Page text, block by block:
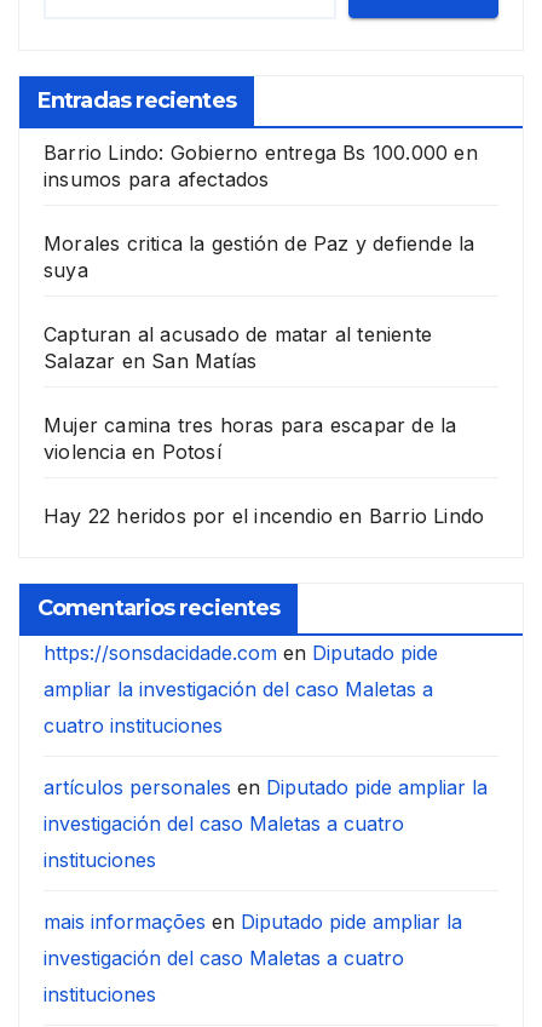
Entradas recientes
Barrio Lindo: Gobierno entrega Bs 100.000 en
insumos para afectados
Morales critica la gestión de Paz y defiende la
suya
Capturan al acusado de matar al teniente
Salazar en San Matías
Mujer camina tres horas para escapar de la
violencia en Potosí
Hay 22 heridos por el incendio en Barrio Lindo
Comentarios recientes
https://sonsdacidade.com en Diputado pide
ampliar la investigación del caso Maletas a
cuatro instituciones
artículos personales en Diputado pide ampliar la
investigación del caso Maletas a cuatro
instituciones
mais informações en Diputado pide ampliar la
investigación del caso Maletas a cuatro
instituciones